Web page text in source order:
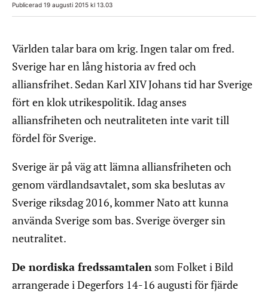
Publicerad 19 augusti 2015 kl 13.03
Världen talar bara om krig. Ingen talar om fred.
Sverige har en lång historia av fred och
alliansfrihet. Sedan Karl XIV Johans tid har Sverige
fört en klok utrikespolitik. Idag anses
alliansfriheten och neutraliteten inte varit till
fördel för Sverige.
Sverige är på väg att lämna alliansfriheten och
genom värdlandsavtalet, som ska beslutas av
Sverige riksdag 2016, kommer Nato att kunna
använda Sverige som bas. Sverige överger sin
neutralitet.
De nordiska fredssamtalen som Folket i Bild
arrangerade i Degerfors 14-16 augusti för fjärde